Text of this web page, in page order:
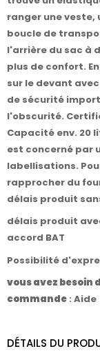
ranger une veste,
boucle de
l'arrière du sac à
plus de confort.
sur le devant
de sécurité
l'obscurité.
Capacité env. 20
est concerné par
labellisations.
rapprocher du
délais produit
délais produit
accord BAT
Possibilité
vous avez besoin
commande : Aide
DÉTAILS DU